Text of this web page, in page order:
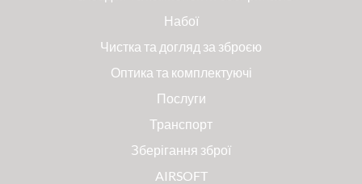
Набої
Чистка та догляд за зброєю
Оптика та комплектуючі
Послуги
Транспорт
Зберігання зброї
AIRSOFT